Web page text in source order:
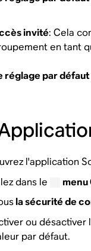
invité: Cela
en tant
réglage par
l'application
dans le
la sécurité de
ou désactiver
par défaut.